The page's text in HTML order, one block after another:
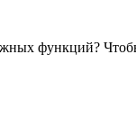
функций?